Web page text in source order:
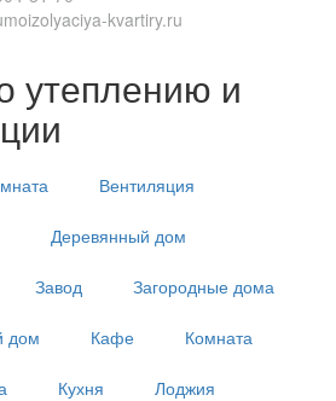
kvartiry.ru
утеплению и
Вентиляция
Деревянный дом
Завод Загородные дома
дом Кафе Комната
Кухня Лоджия